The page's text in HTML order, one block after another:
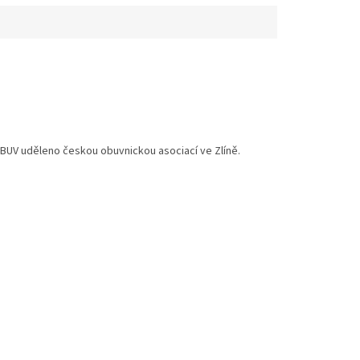
uděleno českou obuvnickou asociací ve Zlíně.